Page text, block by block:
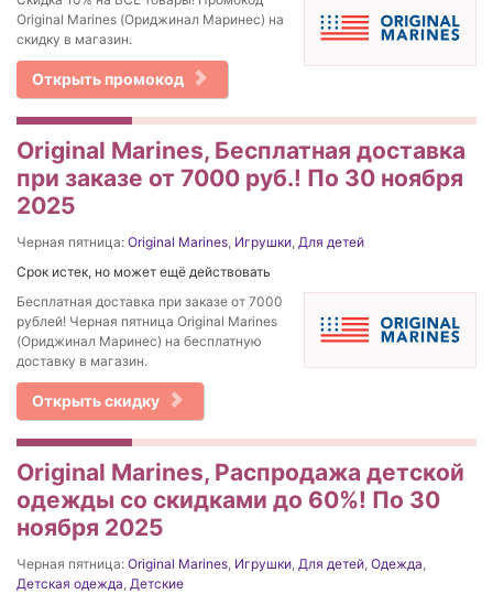
Original Marines (Ориджинал Маринес) на
скидку в магазин.
Открыть промокод
Original Marines, Бесплатная доставка
при заказе от 7000 руб.! По 30 ноября
2025
Черная пятница: Original Marines, Игрушки, Для детей
Срок истек, но может ещё действовать
Бесплатная доставка при заказе от 7000
рублей! Черная пятница Original Marines
(Ориджинал Маринес) на бесплатную
доставку в магазин.
Открыть скидку
Original Marines, Распродажа детской
одежды со скидками до 60%! По 30
ноября 2025
Черная пятница: Original Marines, Игрушки, Для детей, Одежда,
Детская одежда, Детские